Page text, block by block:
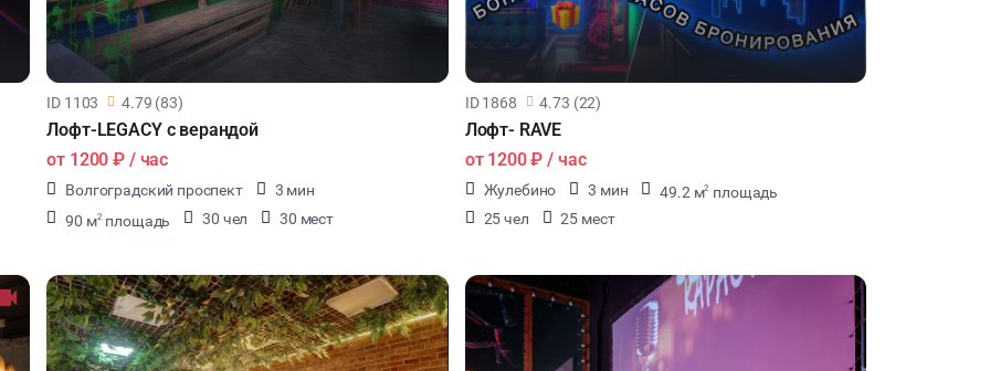
ID 1103 4.79 (83)
Лофт-LEGACY с верандой
от 1200 ₽ / час
Волгоградский проспект
3 мин
90 м2 площадь 30 чел 30 мест
ID 1868 4.73 (22)
Лофт- RAVE
от 1200 ₽ / час
Жулебино 3 мин 49.2 м2 площадь
25 чел
25 мест